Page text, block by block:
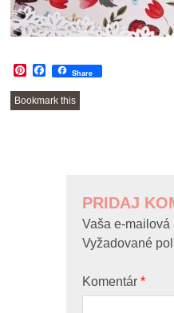
Pinterest
Facebook
Share
Bookmark this
PRIDAJ
Vaša e-
Vyžadované
Komentár*